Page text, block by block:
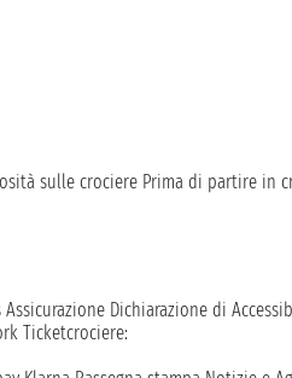
sulle crociere Prima di partire in
Assicurazione Dichiarazione di
Ticketcrociere: